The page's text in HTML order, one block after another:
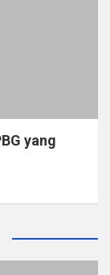
yang